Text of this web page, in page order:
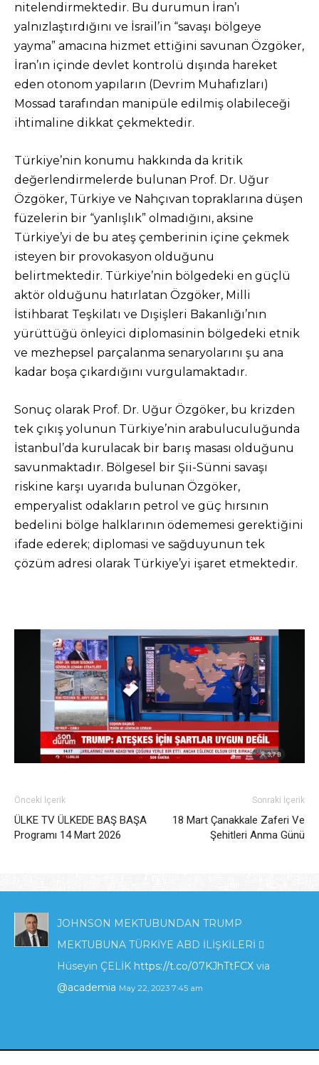
nitelendirmektedir. Bu durumun İran’ı
yalnızlaştırdığını ve İsrail’in “savaşı bölgeye
yayma” amacına hizmet ettiğini savunan Özgöker,
İran’ın içinde devlet kontrolü dışında hareket
eden otonom yapıların (Devrim Muhafızları)
Mossad tarafından manipüle edilmiş olabileceği
ihtimaline dikkat çekmektedir.
Türkiye’nin konumu hakkında da kritik
değerlendirmelerde bulunan Prof. Dr. Uğur
Özgöker, Türkiye ve Nahçıvan topraklarına düşen
füzelerin bir “yanlışlık” olmadığını, aksine
Türkiye’yi de bu ateş çemberinin içine çekmek
isteyen bir provokasyon olduğunu
belirtmektedir. Türkiye’nin bölgedeki en güçlü
aktör olduğunu hatırlatan Özgöker, Milli
İstihbarat Teşkilatı ve Dışişleri Bakanlığı’nın
yürüttüğü önleyici diplomasinin bölgedeki etnik
ve mezhepsel parçalanma senaryolarını şu ana
kadar boşa çıkardığını vurgulamaktadır.
Sonuç olarak Prof. Dr. Uğur Özgöker, bu krizden
tek çıkış yolunun Türkiye’nin arabuluculuğunda
İstanbul’da kurulacak bir barış masası olduğunu
savunmaktadır. Bölgesel bir Şii-Sünni savaşı
riskine karşı uyarıda bulunan Özgöker,
emperyalist odakların petrol ve güç hırsının
bedelini bölge halklarının ödememesi gerektiğini
ifade ederek; diplomasi ve sağduyunun tek
çözüm adresi olarak Türkiye’yi işaret etmektedir.
Önceki İçerik
ÜLKE TV ÜLKEDE BAŞ BAŞA
Programı 14 Mart 2026
Sonraki İçerik
18 Mart Çanakkale Zaferi Ve
Şehitleri Anma Günü
JOHNSON MEKTUBUNDAN TRUMP
MEKTUBUNA TÜRKİYE ABD İLİŞKİLERİ 
Hüseyin ÇELİK https://t.co/07KJhTtFCX via
@academia May 22, 2023 7:45 am
_İLGİSİ_.pdfhttps://t.co/zTcmJSrl3Ivia